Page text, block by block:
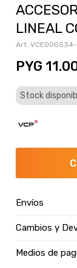
LINEAL
PYG
Stock
Envíos
Cambios y
Medios de